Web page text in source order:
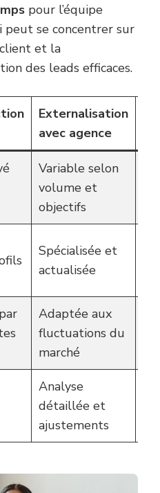
pour l’équipe
peut se concentrer sur
et la
des leads efficaces.
Externalisation
avec agence
Variable selon
volume et
objectifs
Spécialisée et
actualisée
Adaptée aux
fluctuations du
marché
Analyse
détaillée et
ajustements